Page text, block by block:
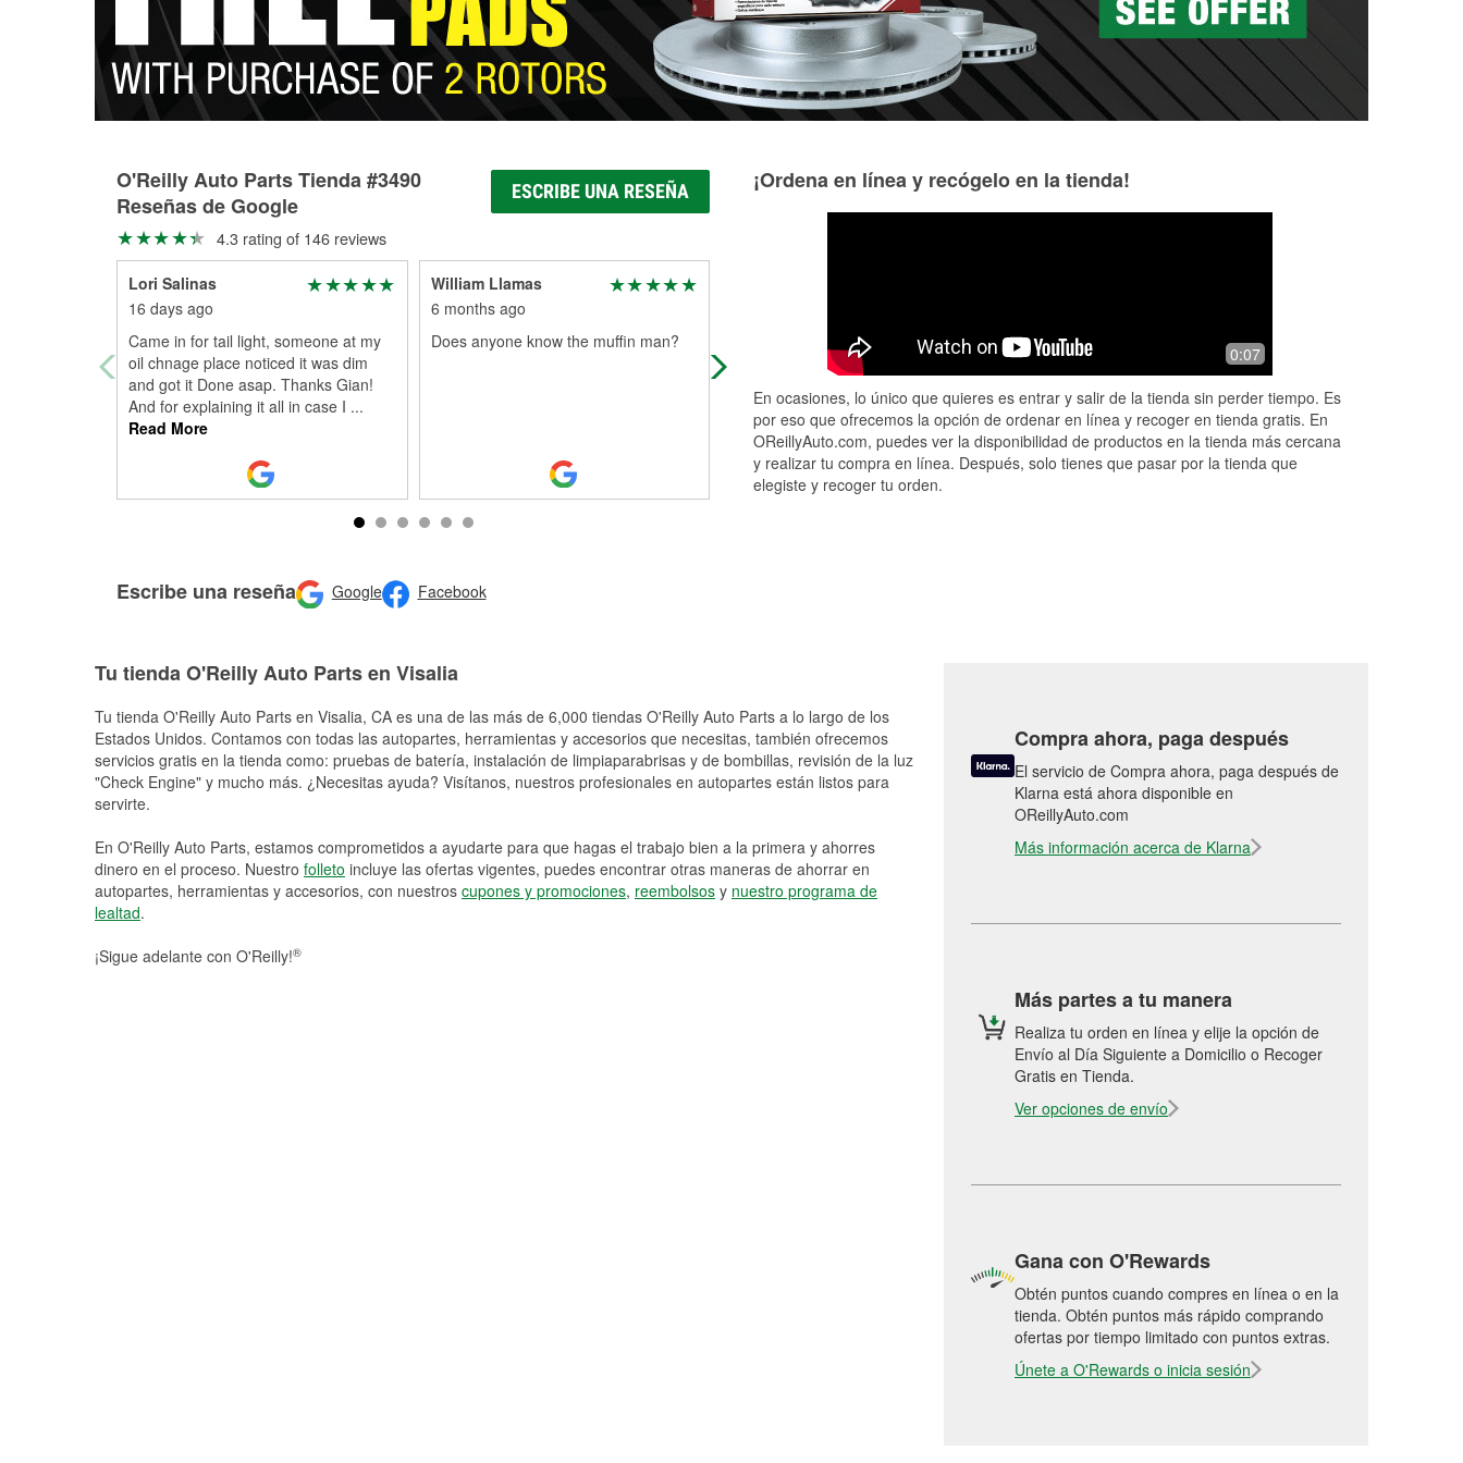
O'Reilly Auto Parts Tienda #3490
Reseñas de Google
ESCRIBE UNA RESEÑA
4.3 rating of 146 reviews
Lori Salinas
16 days ago
Came in for tail light, someone at my
oil chnage place noticed it was dim
and got it Done asap. Thanks Gian!
And for explaining it all in case I ...
Read More
William Llamas
6 months ago
Does anyone know the muffin man?
Thanks Gian you were courteous,
professional, and worked fast to give
needed
Had a difficult time finding a specific
part for my vehicle. All them guys at
screen and kept repeating th...Read
More
off very satisfied.
Escribe una reseña Google Facebook
¡Ordena en línea y recógelo en la tienda!
0:07
En ocasiones, lo único que quieres es entrar y salir de la tienda sin perder tiempo. Es
por eso que ofrecemos la opción de ordenar en línea y recoger en tienda gratis. En
OReillyAuto.com, puedes ver la disponibilidad de productos en la tienda más cercana
y realizar tu compra en línea. Después, solo tienes que pasar por la tienda que
elegiste y recoger tu orden.
Tu tienda O'Reilly Auto Parts en Visalia
Tu tienda O'Reilly Auto Parts en Visalia, CA es una de las más de 6,000 tiendas O'Reilly Auto Parts a lo largo de los
Estados Unidos. Contamos con todas las autopartes, herramientas y accesorios que necesitas, también ofrecemos
servicios gratis en la tienda como: pruebas de batería, instalación de limpiaparabrisas y de bombillas, revisión de la luz
"Check Engine" y mucho más. ¿Necesitas ayuda? Visítanos, nuestros profesionales en autopartes están listos para
servirte.
En O'Reilly Auto Parts, estamos comprometidos a ayudarte para que hagas el trabajo bien a la primera y ahorres
dinero en el proceso. Nuestro folleto incluye las ofertas vigentes, puedes encontrar otras maneras de ahorrar en
autopartes, herramientas y accesorios, con nuestros cupones y promociones, reembolsos y nuestro programa de
lealtad.
¡Sigue adelante con O'Reilly!®
Compra ahora, paga después
El servicio de Compra ahora, paga después de
Klarna está ahora disponible en
OReillyAuto.com
Más información acerca de Klarna
Más partes a tu manera
Realiza tu orden en línea y elije la opción de
Envío al Día Siguiente a Domicilio o Recoger
Gratis en Tienda.
Ver opciones de envío
Gana con O'Rewards
Obtén puntos cuando compres en línea o en la
tienda. Obtén puntos más rápido comprando
ofertas por tiempo limitado con puntos extras.
Únete a O'Rewards o inicia sesión